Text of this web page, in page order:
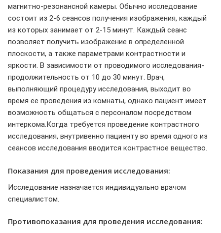
магнитно-резонансной камеры. Обычно исследование
состоит из 2-6 сеансов получения изображения, каждый
из которых занимает от 2-15 минут. Каждый сеанс
позволяет получить изображение в определенной
плоскости, а также параметрами контрастности и
яркости. В зависимости от проводимого исследования-
продолжительность от 10 до 30 минут. Врач,
выполняющий процедуру исследования, выходит во
время ее проведения из комнаты, однако пациент имеет
возможность общаться с персоналом посредством
интеркома.Когда требуется проведение контрастного
исследования, внутривенно пациенту во время одного из
сеансов исследования вводится контрастное вещество.
Показания для проведения исследования:
Исследование назначается индивидуально врачом
специалистом.
Противопоказания для проведения исследования: